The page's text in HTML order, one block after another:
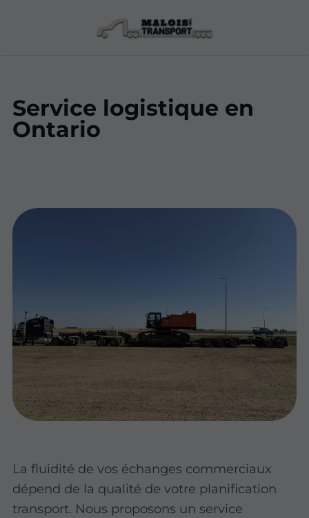
Service logistique en
Ontario
La fluidité de vos échanges commerciaux
dépend de la qualité de votre planification
transport. Nous proposons un service